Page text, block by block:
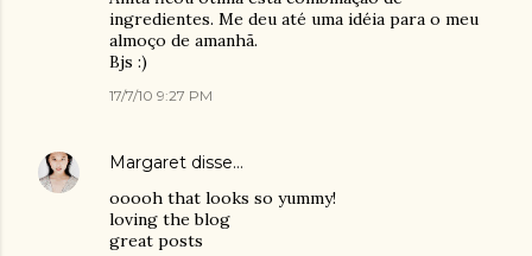
ingredientes. Me deu até uma idéia para o meu
almoço de amanhã.
Bjs :)
17/7/10 9:27 PM
Margaret disse…
ooooh that looks so yummy!
loving the blog
great posts